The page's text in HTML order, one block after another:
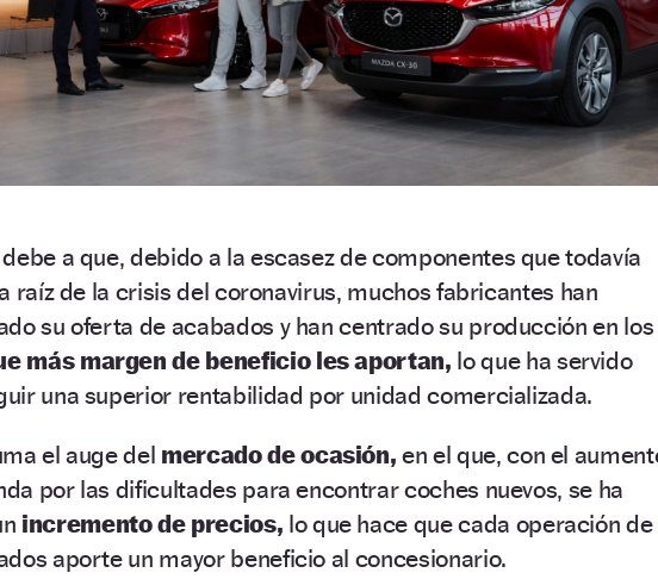
a que, debido a la escasez de componentes que todavía
raíz de la crisis del coronavirus, muchos fabricantes han
su oferta de acabados y han centrado su producción en los
más margen de beneficio les aportan, lo que ha servido
una superior rentabilidad por unidad comercializada.
el auge del mercado de ocasión, en el que, con el
por las dificultades para encontrar coches nuevos, se ha
incremento de precios, lo que hace que cada operación de
aporte un mayor beneficio al concesionario.